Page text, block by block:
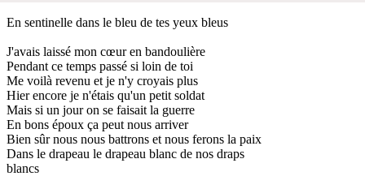
En sentinelle dans le bleu de tes yeux bleus
J'avais laissé mon cœur en bandoulière
Pendant ce temps passé si loin de toi
Me voilà revenu et je n'y croyais plus
Hier encore je n'étais qu'un petit soldat
Mais si un jour on se faisait la guerre
En bons époux ça peut nous arriver
Bien sûr nous nous battrons et nous ferons la paix
Dans le drapeau le drapeau blanc de nos draps
blancs